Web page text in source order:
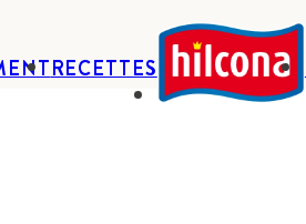
RECETTES